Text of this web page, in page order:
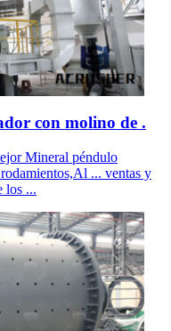
con molino de .
Mineral péndulo
... ventas y
los ...